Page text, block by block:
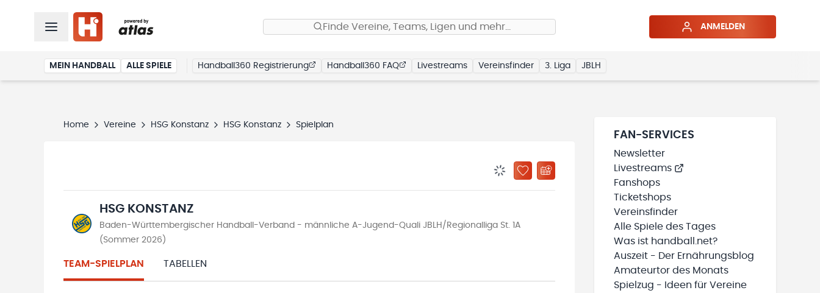
Finde Vereine, Teams, Ligen und mehr… ANMELDEN
MEIN HANDBALL ALLE SPIELE Handball360 Registrierung Handball360 FAQ Livestreams Vereinsfinder 3. Liga JBLH
Home Vereine HSG Konstanz HSG Konstanz Spielplan
BENACHRICHTIGUNGSSTATUS WIRD GELADEN
ZU „MEINE TEAMS“ HINZUFÜGEN
HSG KONSTANZ
Baden-Württembergischer Handball-Verband - männliche A-Jugend-Quali JBLH/Regionalliga St. 1A
(Sommer 2026)
TEAM-SPIELPLAN TABELLEN
FAN-SERVICES
Newsletter
Livestreams
Fanshops
Ticketshops
Vereinsfinder
Alle Spiele des Tages
Was ist handball.net?
Auszeit - Der Ernährungsblog
Amateurtor des Monats
Spielzug - Ideen für Vereine